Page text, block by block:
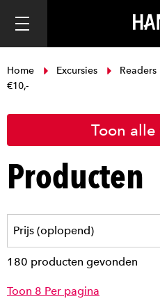
Home Excursies Readers
€10,-
Toon
Producten
180 producten gevonden
Toon 8 Per pagina